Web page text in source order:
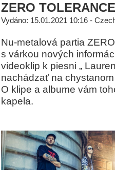
ZERO
Vydáno: 15.01.2021 10:16 -
Nu-metalová partia
s várkou nových
videoklip k piesni „
nachádzať na chystanom
O klipe a albume vám
kapela.